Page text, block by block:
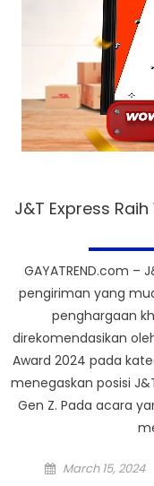
J&T Express
GAYATREND.com –
pengiriman yang
penghargaan
direkomendasikan
Award 2024 pada
menegaskan posisi
Gen Z. Pada acara
Posted
March 15, 2024